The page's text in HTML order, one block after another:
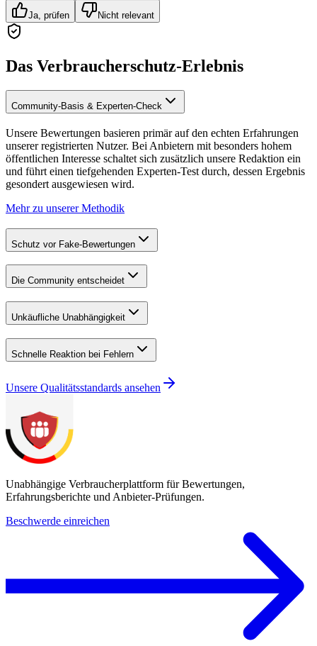
Ja, prüfen Nicht relevant
Das Verbraucherschutz-Erlebnis
Community-Basis & Experten-Check
Unsere Bewertungen basieren primär auf den echten Erfahrungen
unserer registrierten Nutzer. Bei Anbietern mit besonders hohem
öffentlichen Interesse schaltet sich zusätzlich unsere Redaktion ein
und führt einen tiefgehenden Experten-Test durch, dessen Ergebnis
gesondert ausgewiesen wird.
Mehr zu unserer Methodik
Schutz vor Fake-Bewertungen
Die Community entscheidet
Unkäufliche Unabhängigkeit
Schnelle Reaktion bei Fehlern
Unsere Qualitätsstandards ansehen
Unabhängige Verbraucherplattform für Bewertungen,
Erfahrungsberichte und Anbieter-Prüfungen.
Beschwerde einreichen